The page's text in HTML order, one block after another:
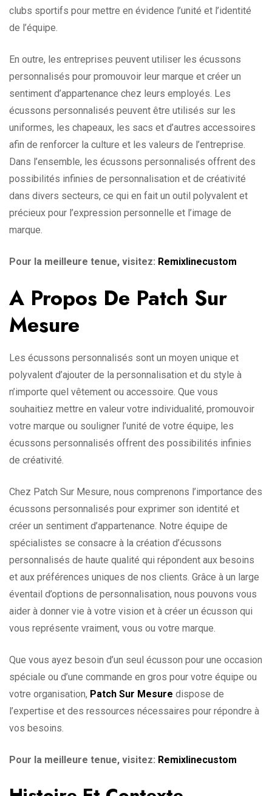
clubs sportifs pour mettre en évidence l’unité et l’identité
de l’équipe.
En outre, les entreprises peuvent utiliser les écussons
personnalisés pour promouvoir leur marque et créer un
sentiment d’appartenance chez leurs employés. Les
écussons personnalisés peuvent être utilisés sur les
uniformes, les chapeaux, les sacs et d’autres accessoires
afin de renforcer la culture et les valeurs de l’entreprise.
Dans l’ensemble, les écussons personnalisés offrent des
possibilités infinies de personnalisation et de créativité
dans divers secteurs, ce qui en fait un outil polyvalent et
précieux pour l’expression personnelle et l’image de
marque.
Pour la meilleure tenue, visitez: Remixlinecustom
A Propos De Patch Sur
Mesure
Les écussons personnalisés sont un moyen unique et
polyvalent d’ajouter de la personnalisation et du style à
n’importe quel vêtement ou accessoire. Que vous
souhaitiez mettre en valeur votre individualité, promouvoir
votre marque ou souligner l’unité de votre équipe, les
écussons personnalisés offrent des possibilités infinies
de créativité.
Chez Patch Sur Mesure, nous comprenons l’importance des
écussons personnalisés pour exprimer son identité et
créer un sentiment d’appartenance. Notre équipe de
spécialistes se consacre à la création d’écussons
personnalisés de haute qualité qui répondent aux besoins
et aux préférences uniques de nos clients. Grâce à un large
éventail d’options de personnalisation, nous pouvons vous
aider à donner vie à votre vision et à créer un écusson qui
vous représente vraiment, vous ou votre marque.
Que vous ayez besoin d’un seul écusson pour une occasion
spéciale ou d’une commande en gros pour votre équipe ou
votre organisation, Patch Sur Mesure dispose de
l’expertise et des ressources nécessaires pour répondre à
vos besoins.
Pour la meilleure tenue, visitez: Remixlinecustom